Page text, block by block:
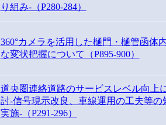
り組み-（P280-284）
360°カメラを活用した樋門・樋管函体
な変状把握について（P895-900）
道央圏連絡道路のサービスレベル向上
討-信号現示改良、車線運用の工夫等の
実施-（P291-296）